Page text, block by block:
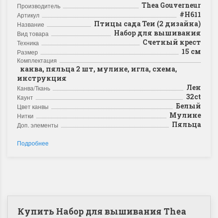
Производитель Thea Gouverneur
Артикул #H611
Название Птицы сада Теи (2 дизайна)
Вид товара Набор для вышивания
Техника Счетный крест
Размер 15 см
Комплектация
канва, пяльца 2 шт, мулине, игла, схема,
инструкция
Канва/Ткань Лен
Каунт 32ct
Цвет канвы Белый
Нитки Мулине
Доп. элементы Пяльца
Подробнее
Купить Набор для вышивания Thea